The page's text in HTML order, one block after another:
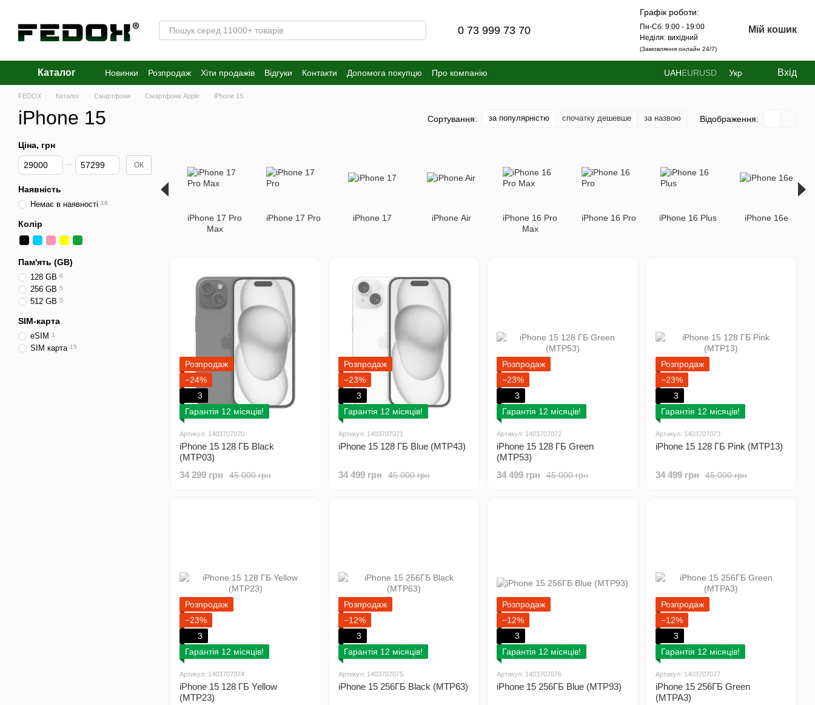
0 73 999 73 70
Графік роботи:
Пн-Сб: 9:00 - 19:00
Неділя: вихідний
(Замовляння онлайн 24/7)
Мій кошик
Каталог Новинки Розпродаж Хіти продажів Відгуки Контакти Допомога покупцю Про компанію UAHEURUSD Укр Вхід
FEDOX Каталог Смартфони Смартфони Apple iPhone 15
iPhone 15 Сортування: за популярністю спочатку дешевше за назвою Відображення:
iPhone 17 Pro
Max
iPhone 17 Pro iPhone 17 iPhone Air
iPhone 16 Pro
Max
iPhone 16 Pro iPhone 16 Plus iPhone 16e
Розпродаж
−24%
3
Гарантія 12 місяців!
Артикул: 1403707070
iPhone 15 128 ГБ Black
(MTP03)
45 000 грн
34 299 грн
Розпродаж
−23%
3
Гарантія 12 місяців!
Артикул: 1403707071
iPhone 15 128 ГБ Blue (MTP43)
45 000 грн
34 499 грн
Розпродаж
−23%
3
Гарантія 12 місяців!
Артикул: 1403707072
iPhone 15 128 ГБ Green
(MTP53)
45 000 грн
34 499 грн
Розпродаж
−23%
3
Гарантія 12 місяців!
Артикул: 1403707073
iPhone 15 128 ГБ Pink (MTP13)
45 000 грн
34 499 грн
Розпродаж
−23%
3
Гарантія 12 місяців!
Артикул: 1403707074
iPhone 15 128 ГБ Yellow
(MTP23)
Розпродаж
−12%
3
Гарантія 12 місяців!
Артикул: 1403707075
iPhone 15 256ГБ Black (MTP63)
Розпродаж
−12%
3
Гарантія 12 місяців!
Артикул: 1403707076
iPhone 15 256ГБ Blue (MTP93)
Розпродаж
−12%
3
Гарантія 12 місяців!
Артикул: 1403707077
iPhone 15 256ГБ Green
(MTPA3)
Ціна, грн
Від Ціна, грн
До Ціна, грн ОК
Наявність
Немає в наявності 16
Колір
Пам'ять (GB)
128 GB 6
256 GB 5
512 GB 5
SIM-карта
eSIM 1
SIM карта 15